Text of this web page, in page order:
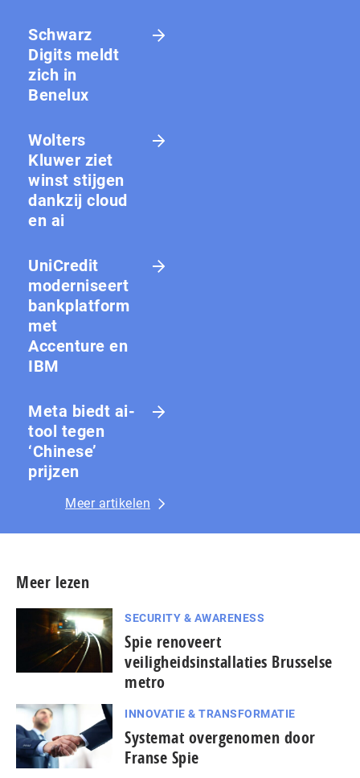
Schwarz
Digits meldt
zich in
Benelux
Wolters
Kluwer ziet
winst stijgen
dankzij cloud
en ai
UniCredit
moderniseert
bankplatform
met
Accenture en
IBM
Meta biedt ai-
tool tegen
‘Chinese’
prijzen
Meer artikelen
Meer lezen
SECURITY & AWARENESS
Spie renoveert
veiligheidsinstallaties Brusselse
metro
INNOVATIE & TRANSFORMATIE
Systemat overgenomen door
Franse Spie